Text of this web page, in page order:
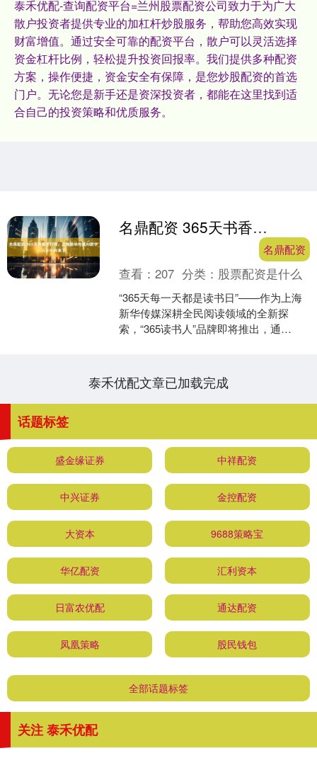
泰禾优配-查询配资平台=兰州股票配资公司致力于为广大
散户投资者提供专业的加杠杆炒股服务，帮助您高效实现
财富增值。通过安全可靠的配资平台，散户可以灵活选择
资金杠杆比例，轻松提升投资回报率。我们提供多种配资
方案，操作便捷，资金安全有保障，是您炒股配资的首选
门户。无论您是新手还是资深投资者，都能在这里找到适
合自己的投资策略和优质服务。
名鼎配资 365天书香不打烊，上海新华传媒AI数字人小YUE来了
名鼎配资
查看：207 分类： 股票配资是什么
“365天每一天都是读书日”——作为上海
新华传媒深耕全民阅读领域的全新探
索，“365读书人”品牌即将推出，通
泰禾优配文章已加载完成
话题标签
盛金缘证券 中祥配资
中兴证券 金控配资
大资本 9688策略宝
华亿配资 汇利资本
日富农优配 通达配资
凤凰策略 股民钱包
全部话题标签
关注 泰禾优配